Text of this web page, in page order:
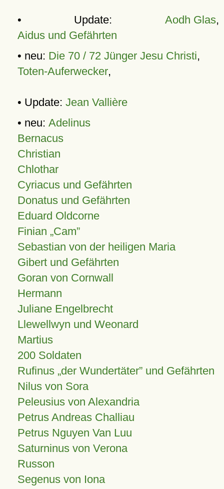
• Update: Aodh Glas,
Aidus und Gefährten
• neu: Die 70 / 72 Jünger Jesu Christi,
Toten-Auferwecker,
• Update: Jean Vallière
• neu: Adelinus
Bernacus
Christian
Chlothar
Cyriacus und Gefährten
Donatus und Gefährten
Eduard Oldcorne
Finian Cam
Sebastian von der heiligen Maria
Gibert und Gefährten
Goran von Cornwall
Hermann
Juliane Engelbrecht
Llewellwyn und Weonard
Martius
200 Soldaten
Rufinus „der Wundertäter” und Gefährten
Nilus von Sora
Peleusius von Alexandria
Petrus Andreas Challiau
Petrus Nguyen Van Luu
Saturninus von Verona
Russon
Segenus von Iona